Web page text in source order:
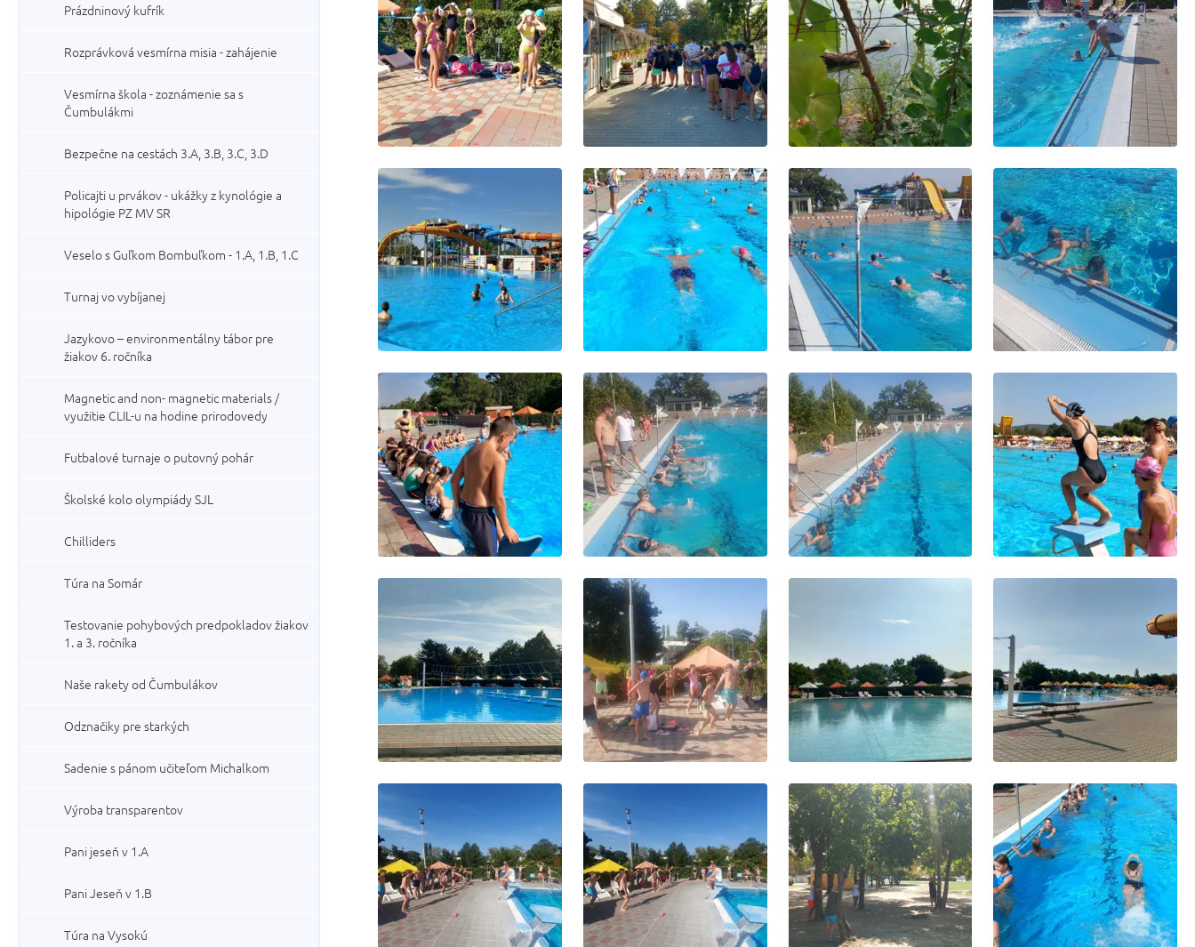
Prázdninový kufrík
Rozprávková vesmírna misia - zahájenie
Vesmírna škola - zoznámenie sa s
Čumbulákmi
Bezpečne na cestách 3.A, 3.B, 3.C, 3.D
Policajti u prvákov - ukážky z kynológie a
hipológie PZ MV SR
Veselo s Guľkom Bombuľkom - 1.A, 1.B, 1.C
Turnaj vo vybíjanej
Jazykovo – environmentálny tábor pre
žiakov 6. ročníka
Magnetic and non- magnetic materials /
využitie CLIL-u na hodine prirodovedy
Futbalové turnaje o putovný pohár
Školské kolo olympiády SJL
Chilliders
Túra na Somár
Testovanie pohybových predpokladov žiakov
1. a 3. ročníka
Naše rakety od Čumbulákov
Odznačiky pre starkých
Sadenie s pánom učiteľom Michalkom
Výroba transparentov
Pani jeseň v 1.A
Pani Jeseň v 1.B
Túra na Vysokú